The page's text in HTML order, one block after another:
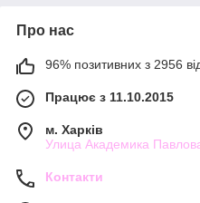
Про нас
96% позитивних з 2956
Працює з 11.10.2015
м. Харків
Улица Академика
Контакти